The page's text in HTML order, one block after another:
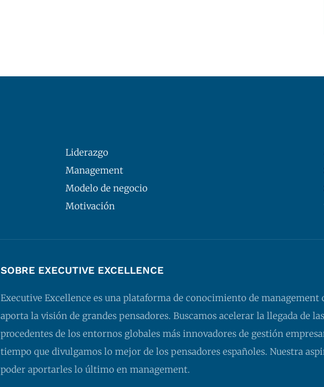
Liderazgo
Management
Modelo de negocio
Motivación
SOBRE EXECUTIVE EXCELLENCE
Executive Excellence es una plataforma de conocimiento de management
aporta la visión de grandes pensadores. Buscamos acelerar la llegada de
procedentes de los entornos globales más innovadores de gestión
tiempo que divulgamos lo mejor de los pensadores españoles. Nuestra
poder aportarles lo último en management.